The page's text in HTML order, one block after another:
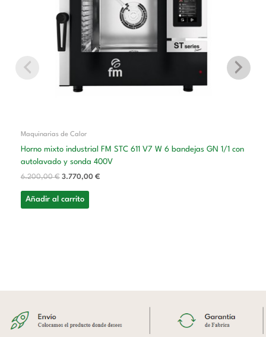
Maquinarias de Calor
Horno mixto industrial FM STC 611 V7 W 6 bandejas GN 1/1 con
autolavado y sonda 400V
6.200,00€ 3.770,00 €
Añadir al carrito